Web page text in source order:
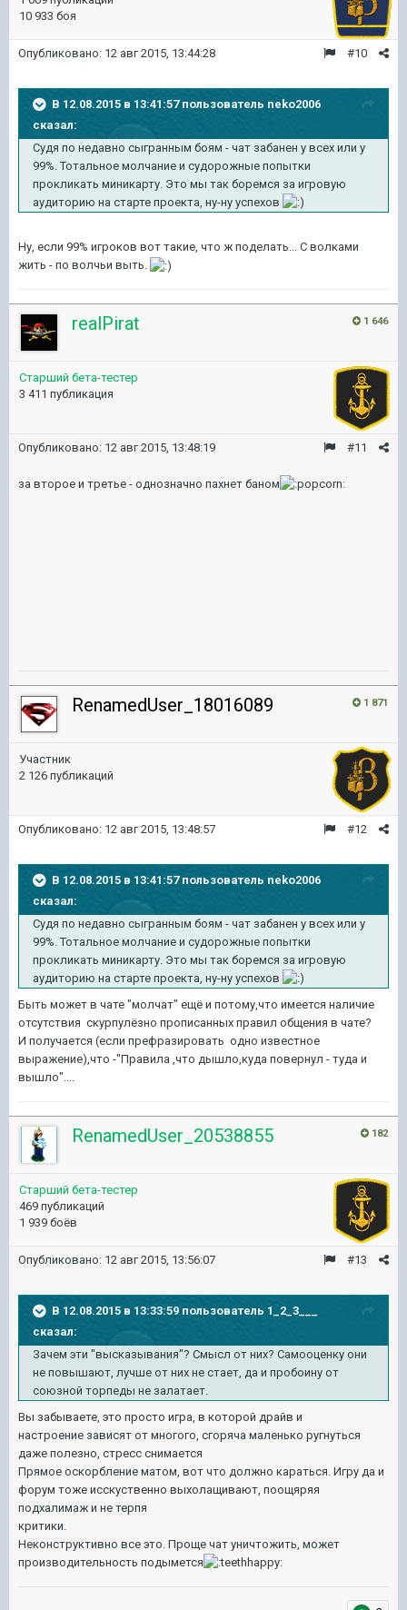
10 933 боя
#10
Опубликовано: 12 авг 2015, 13:44:28
В 12.08.2015 в 13:41:57 пользователь neko2006
сказал:
Судя по недавно сыгранным боям - чат забанен у всех или у
99%. Тотальное молчание и судорожные попытки
прокликать миникарту. Это мы так боремся за игровую
аудиторию на старте проекта, ну-ну успехов
Ну, если 99% игроков вот такие, что ж поделать... С волками
жить - по волчьи выть.
1 646
realPirat
Старший бета-тестер
3 411 публикация
#11
Опубликовано: 12 авг 2015, 13:48:19
за второе и третье - однозначно пахнет баном
1 871
RenamedUser_18016089
Участник
2 126 публикаций
#12
Опубликовано: 12 авг 2015, 13:48:57
В 12.08.2015 в 13:41:57 пользователь neko2006
сказал:
Судя по недавно сыгранным боям - чат забанен у всех или у
99%. Тотальное молчание и судорожные попытки
прокликать миникарту. Это мы так боремся за игровую
аудиторию на старте проекта, ну-ну успехов
Быть может в чате "молчат" ещё и потому,что имеется наличие
отсутствия скурпулёзно прописанных правил общения в чате?
И получается (если префразировать одно известное
выражение),что -"Правила ,что дышло,куда повернул - туда и
вышло"....
182
RenamedUser_20538855
Старший бета-тестер
469 публикаций
1 939 боёв
#13
Опубликовано: 12 авг 2015, 13:56:07
В 12.08.2015 в 13:33:59 пользователь 1_2_3___
сказал:
Зачем эти "высказывания"? Смысл от них? Самооценку они
не повышают, лучше от них не стает, да и пробоину от
союзной торпеды не залатает.
Вы забываете, это просто игра, в которой драйв и
настроение зависят от многого, сгоряча маленько ругнуться
даже полезно, стресс снимается
Прямое оскорбление матом, вот что должно караться. Игру да и
форум тоже исскуственно выхолащивают, поощяряя
подхалимаж и не терпя
критики.
Неконструктивно все это. Проще чат уничтожить, может
производительность подымется